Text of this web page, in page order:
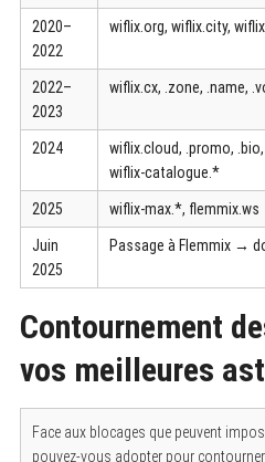
2020–
2022
wiflix.org, wiflix.city,
2022–
2023
wiflix.cx, .zone, .name,
2024
wiflix.cloud, .promo,
wiflix-catalogue.*
2025 wiflix-max.*, flemmix.ws
Juin
2025
Passage à Flemmix →
Contournement
vos meilleures
Face aux blocages que peuvent
pouvez-vous adopter pour